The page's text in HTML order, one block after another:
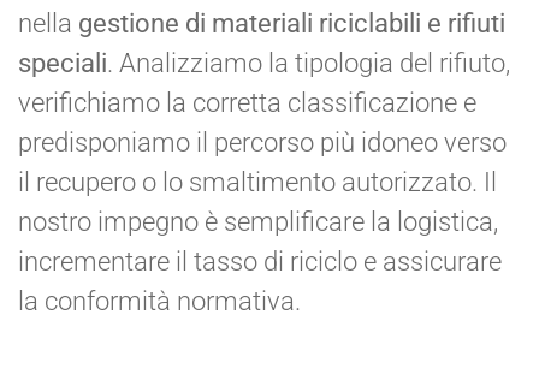
nella gestione di materiali riciclabili e rifiuti
speciali. Analizziamo la tipologia del rifiuto,
verifichiamo la corretta classificazione e
predisponiamo il percorso più idoneo verso
il recupero o lo smaltimento autorizzato. Il
nostro impegno è semplificare la logistica,
incrementare il tasso di riciclo e assicurare
la conformità normativa.